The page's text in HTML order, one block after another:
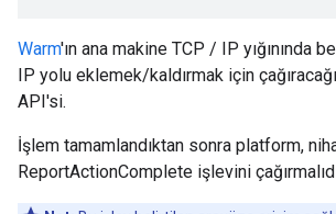
Warm'ın ana makine TCP / IP yığınında
IP yolu eklemek/kaldırmak için
API'si.
İşlem tamamlandıktan sonra platform,
ReportActionComplete işlevini